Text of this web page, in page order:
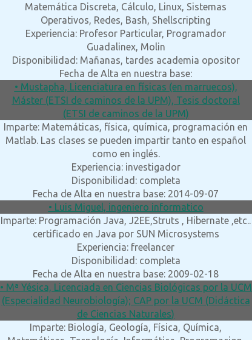
Matemática Discreta, Cálculo, Linux, Sistemas
Operativos, Redes, Bash, Shellscripting
Experiencia: Profesor Particular, Programador
Guadalinex, Molin
Disponibilidad: Mañanas, tardes academia opositor
Fecha de Alta en nuestra base:
• Mustapha, Licenciatura en físicas (en marruecos),
Máster (ETSI de caminos de la UPM), Tesis doctoral
(ETSI de caminos de la UPM)
Imparte: Matemáticas, física, química, programación en
Matlab. Las clases se pueden impartir tanto en español
como en inglés.
Experiencia: investigador
Disponibilidad: completa
Fecha de Alta en nuestra base: 2014-09-07
• Luis Miguel, ingeniero informatico
Imparte: Programación Java, J2EE,Struts , Hibernate ,etc..
certificado en Java por SUN Microsystems
Experiencia: freelancer
Disponibilidad: completa
Fecha de Alta en nuestra base: 2009-02-18
• Mª Yésica, Licenciada en Ciencias Biológicas por la UCM
(Especialidad Neurobiología); CAP por la UCM (Didáctica
de Ciencias Naturales)
Imparte: Biología, Geología, Física, Química,